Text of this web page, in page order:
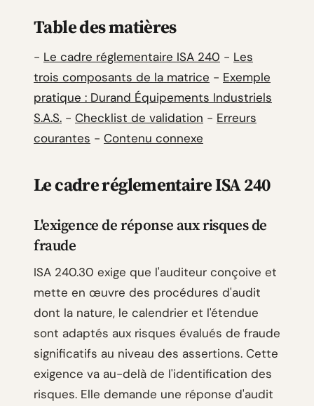
Table des matières
- Le cadre réglementaire ISA 240 - Les
trois composants de la matrice - Exemple
pratique : Durand Équipements Industriels
S.A.S. - Checklist de validation - Erreurs
courantes - Contenu connexe
Le cadre réglementaire ISA 240
L'exigence de réponse aux risques de
fraude
ISA 240.30 exige que l'auditeur conçoive et
mette en œuvre des procédures d'audit
dont la nature, le calendrier et l'étendue
sont adaptés aux risques évalués de fraude
significatifs au niveau des assertions. Cette
exigence va au-delà de l'identification des
risques. Elle demande une réponse d'audit